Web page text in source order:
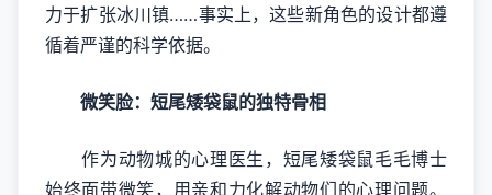
力于扩张冰川镇……事实上，这些新角色的设计都遵
循着严谨的科学依据。
微笑脸：短尾矮袋鼠的独特骨相
作为动物城的心理医生，短尾矮袋鼠毛毛博士
始终面带微笑，用亲和力化解动物们的心理问题。